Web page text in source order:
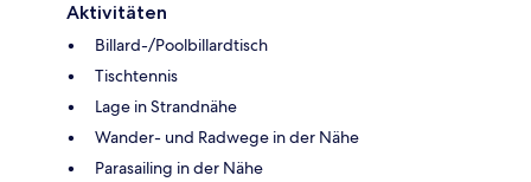
Aktivitäten
Billard-/Poolbillardtisch
Tischtennis
Lage in Strandnähe
Wander- und Radwege in der Nähe
Parasailing in der Nähe